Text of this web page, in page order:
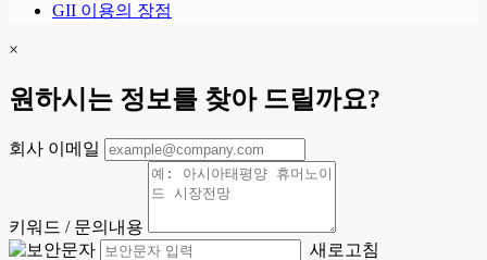
GII 이용의 장점
×
원하시는 정보를 찾아 드릴까요?
회사 이메일
키워드 / 문의내용
새로고침